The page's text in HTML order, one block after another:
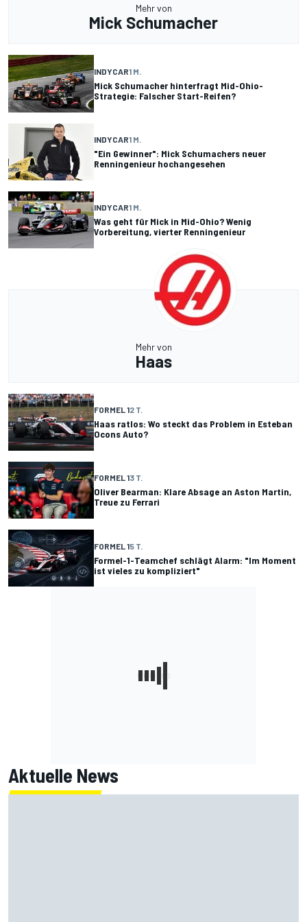
Mehr von
Mick Schumacher
INDYCAR1 M.
Mick Schumacher hinterfragt Mid-Ohio-
Strategie: Falscher Start-Reifen?
INDYCAR1 M.
"Ein Gewinner": Mick Schumachers neuer
Renningenieur hochangesehen
INDYCAR1 M.
Was geht für Mick in Mid-Ohio? Wenig
Vorbereitung, vierter Renningenieur
Mehr von
Haas
FORMEL 12 T.
Haas ratlos: Wo steckt das Problem in Esteban
Ocons Auto?
FORMEL 13 T.
Oliver Bearman: Klare Absage an Aston Martin,
Treue zu Ferrari
FORMEL 15 T.
Formel-1-Teamchef schlägt Alarm: "Im Moment
ist vieles zu kompliziert"
Aktuelle News